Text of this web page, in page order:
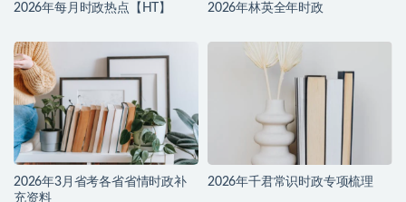
2026年每月时政热点【HT】 2026年林英全年时政
2026年3月省考各省省情时政补
充资料
2026年千君常识时政专项梳理